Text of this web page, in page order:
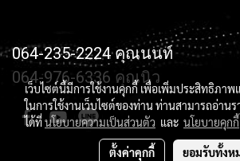
064-235-2224 คุณนนท์
064-976-6336 คุณนิว
เว็บไซต์นี้มีการใช้งานคุกกี้ เพื่อเพิ่มประสิทธิภา
ในการใช้งานเว็บไซต์ของท่าน ท่านสามารถอ่านร
ได้ที่นโยบายความเป็นส่วนตัว และ นโยบายคุกกี้
ตั้งค่าคุกกี้ ยอมรับทั้งห